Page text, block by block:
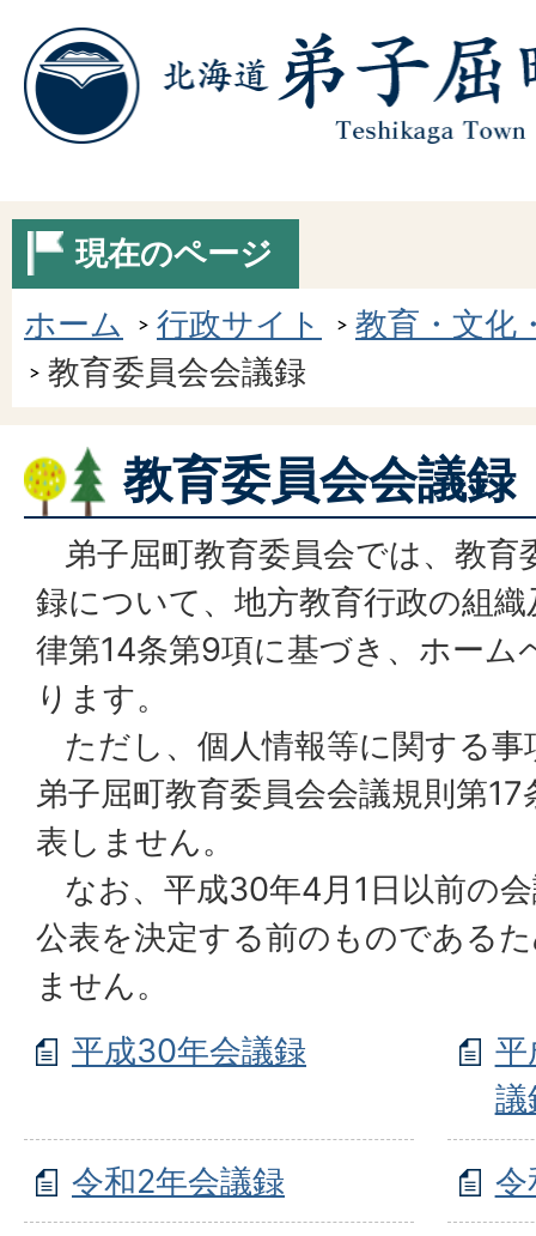
現在のページ
ホーム
行政サイト
教育・文化
教育委員会会議録
教育委員会会議録
弟子屈町教育委員会では、教育
録について、地方教育行政の組
律第14条第9項に基づき、ホーム
ります。
ただし、個人情報等に関する
弟子屈町教育委員会会議規則第
表しません。
なお、平成30年4月1日以前の
公表を決定する前のものである
ません。
平成30年会議録
平
議
令和2年会議録 令